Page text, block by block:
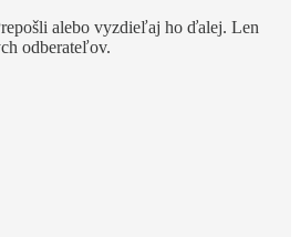
alebo vyzdieľaj ho ďalej. Len
odberateľov.